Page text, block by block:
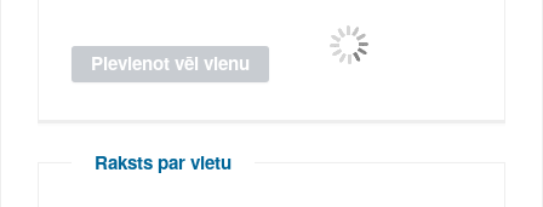
Raksts par vietu